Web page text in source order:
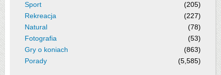
Sport
(205)
Rekreacja
(227)
Natural
(78)
Fotografia
(53)
Gry o koniach
(863)
Porady
(5,585)